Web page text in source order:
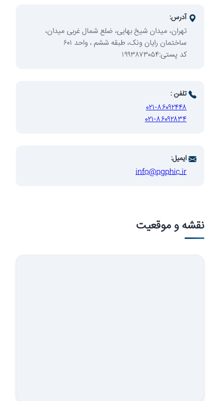
آدرس:
تهران، میدان شیخ بهایی، ضلع شمال غربی میدان،
ساختمان رایان ونک، طبقه ششم ، واحد ۶۰۱
کد پستی:۱۹۹۳۸۷۳۰۵۴
تلفن :
۰۲۱-۸۶۰۹۲۴۴۸
۰۲۱-۸۶۰۹۲۸۳۴
ایمیل:
info@pgphic.ir
نقشه و موقعیت